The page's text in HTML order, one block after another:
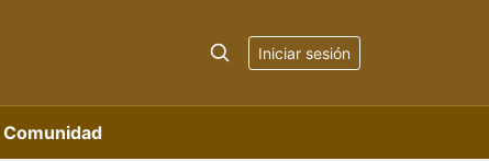
Iniciar sesión
Comunidad